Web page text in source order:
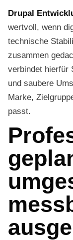
Drupal
wertvoll, wenn
technische
zusammen
verbindet hierfür
und saubere
Marke,
passt.